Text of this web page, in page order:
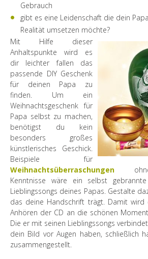
Gebrauch
gibt es eine Leidenschaft die dein
Realität umsetzen möchte?
Mit Hilfe dieser
Anhaltspunkte wird es
dir leichter fallen das
passende DIY Geschenk
für deinen Papa zu
finden. Um ein
Weihnachtsgeschenk für
Papa selbst zu machen,
benötigst du kein
besonders großes
künstlerisches Geschick.
Beispiele für
Weihnachtsüberraschungen ohne
Kenntnisse wäre ein selbst
Lieblingssongs deines Papas. Gestalte
das deine Handschrift trägt. Damit
Anhören der CD an die schönen
Die er mit seinen Lieblingssongs
dein Bild vor Augen haben, schließlich
zusammengestellt.